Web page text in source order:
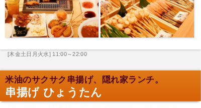
[木金土日月火水] 11:00～22:00
米油のサクサク串揚げ、隠れ家ランチ。
串揚げ ひょうたん